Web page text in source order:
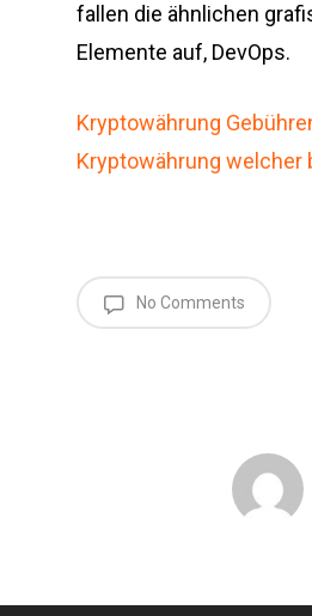
fallen die ähnlichen
Elemente auf, DevOps.
Kryptowährung
Kryptowährung welcher
No Comments